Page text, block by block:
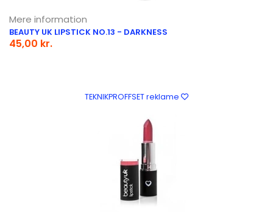
Mere information
BEAUTY UK LIPSTICK NO.13 - DARKNESS
45,00 kr.
TEKNIKPROFFSET reklame